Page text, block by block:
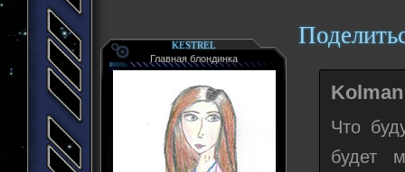
KESTREL
Главная блондинка
Что
будет